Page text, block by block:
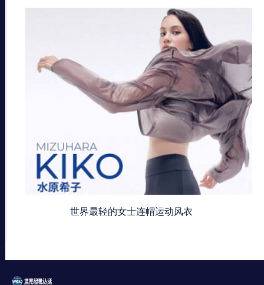
世界最轻的女士连帽运动风衣